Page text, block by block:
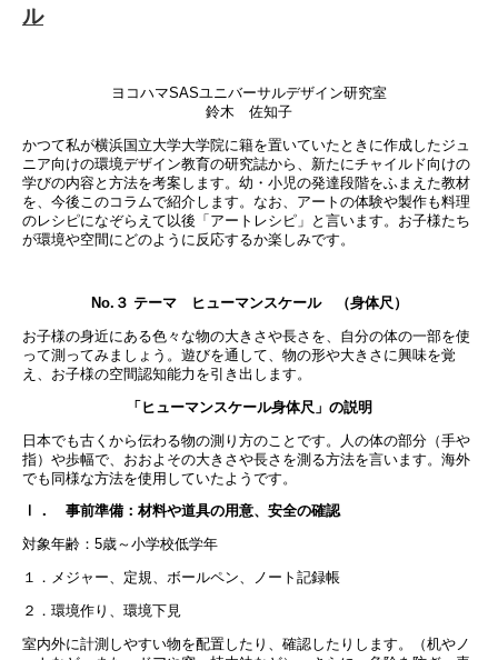
ル
ヨコハマSASユニバーサルデザイン研究室
鈴木 佐知子
かつて私が横浜国立大学大学院に籍を置いていたときに作成したジュ
ニア向けの環境デザイン教育の研究誌から、新たにチャイルド向けの
学びの内容と方法を考案します。幼・小児の発達段階をふまえた教材
を、今後このコラムで紹介します。なお、アートの体験や製作も料理
のレシピになぞらえて以後「アートレシピ」と言います。お子様たち
が環境や空間にどのように反応するか楽しみです。
No.３ テーマ ヒューマンスケール （身体尺）
お子様の身近にある色々な物の大きさや長さを、自分の体の一部を使
って測ってみましょう。遊びを通して、物の形や大きさに興味を覚
え、お子様の空間認知能力を引き出します。
「ヒューマンスケール身体尺」の説明
日本でも古くから伝わる物の測り方のことです。人の体の部分（手や
指）や歩幅で、おおよその大きさや長さを測る方法を言います。海外
でも同様な方法を使用していたようです。
Ⅰ． 事前準備：材料や道具の用意、安全の確認
対象年齢：5歳～小学校低学年
１．メジャー、定規、ボールペン、ノート記録帳
２．環境作り、環境下見
室内外に計測しやすい物を配置したり、確認したりします。（机やノ